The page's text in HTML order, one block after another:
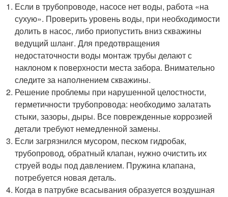
Если в трубопроводе, насосе нет воды, работа «на
сухую». Проверить уровень воды, при необходимости
долить в насос, либо приопустить вниз скважины
ведущий шланг. Для предотвращения
недостаточности воды монтаж трубы делают с
наклоном к поверхности места забора. Внимательно
следите за наполнением скважины.
Решение проблемы при нарушенной целостности,
герметичности трубопровода: необходимо залатать
стыки, зазоры, дыры. Все поврежденные коррозией
детали требуют немедленной замены.
Если загрязнился мусором, песком гидробак,
трубопровод, обратный клапан, нужно очистить их
струей воды под давлением. Пружина клапана,
потребуется новая деталь.
Когда в патрубке всасывания образуется воздушная